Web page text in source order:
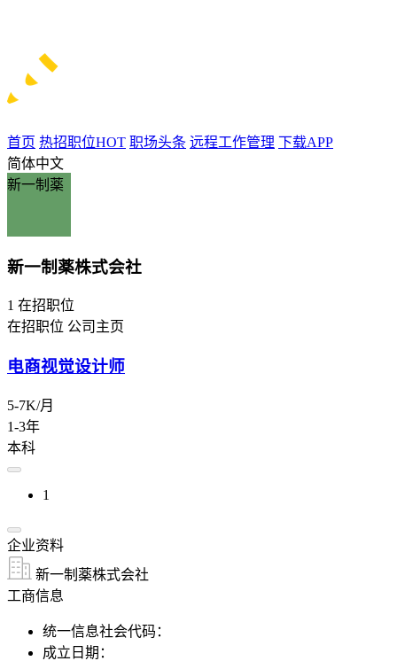
首页 热招职位HOT 职场头条 远程工作管理 下载APP
简体中文
新一制薬
新一制薬株式会社
1 在招职位
在招职位 公司主页
电商视觉设计师
5-7K/月
1-3年
本科
1
企业资料
新一制薬株式会社
工商信息
统一信息社会代码：
成立日期：